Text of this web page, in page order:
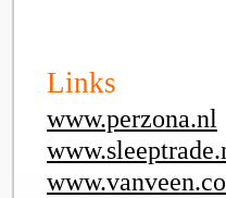
Links
www.perzona.nl